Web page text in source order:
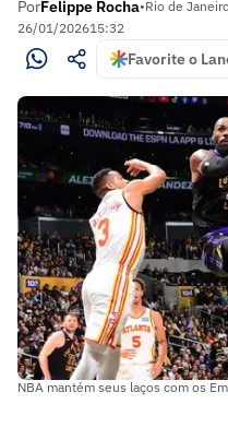
PorFelippe Rocha•Rio de
26/01/202615:32
Favorite o
NBA mantém seus laços com os